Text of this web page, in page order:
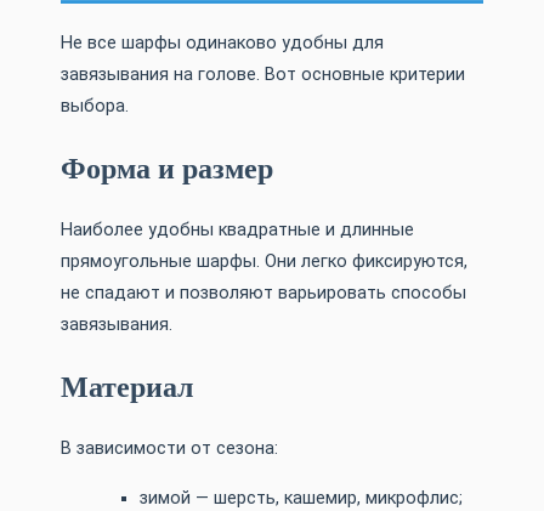
Не все шарфы одинаково удобны для
завязывания на голове. Вот основные критерии
выбора.
Форма и размер
Наиболее удобны квадратные и длинные
прямоугольные шарфы. Они легко фиксируются,
не спадают и позволяют варьировать способы
завязывания.
Материал
В зависимости от сезона:
зимой — шерсть, кашемир, микрофлис;